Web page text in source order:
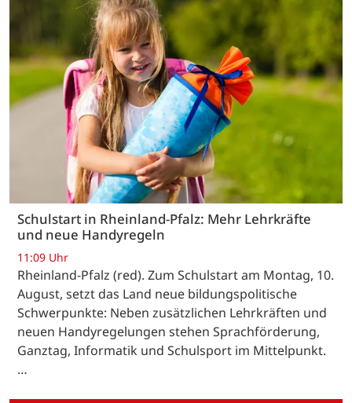
Schulstart in Rheinland-Pfalz: Mehr Lehrkräfte
und neue Handyregeln
11:09 Uhr
Rheinland-Pfalz (red). Zum Schulstart am Montag, 10.
August, setzt das Land neue bildungspolitische
Schwerpunkte: Neben zusätzlichen Lehrkräften und
neuen Handyregelungen stehen Sprachförderung,
Ganztag, Informatik und Schulsport im Mittelpunkt.
…